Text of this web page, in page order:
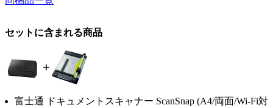
セットに含まれる商品
富士通 ドキュメントスキャナー ScanSnap (A4/両面/Wi-Fi対